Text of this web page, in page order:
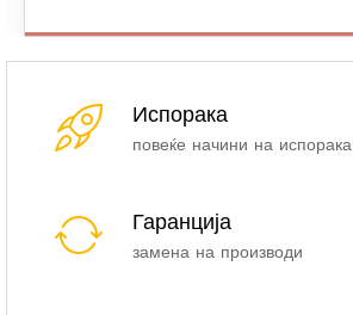
5
Испорака
повеќе начини на испорака
Гаранција
замена на производи